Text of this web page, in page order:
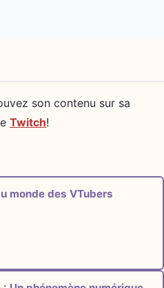
son contenu sur sa
Twitch!
monde des VTubers